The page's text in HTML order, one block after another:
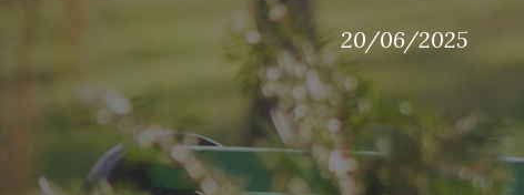
20/06/2025